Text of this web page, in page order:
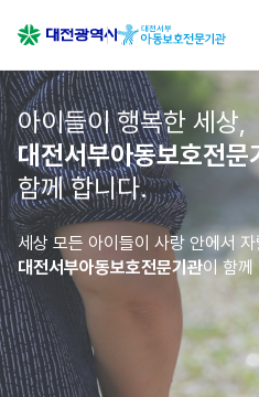
아이들이 행복한 세상,
대전서부아동보호전문
함께 합니다.
세상 모든 아이들이 사랑 안에서
대전서부아동보호전문기관이 함께